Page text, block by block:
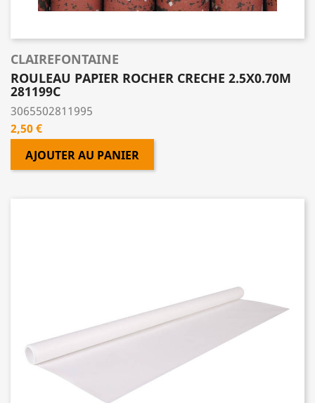
CLAIREFONTAINE
ROULEAU PAPIER ROCHER CRECHE 2.5X0.70M
281199C
3065502811995
Prix
2,50 €
AJOUTER AU PANIER